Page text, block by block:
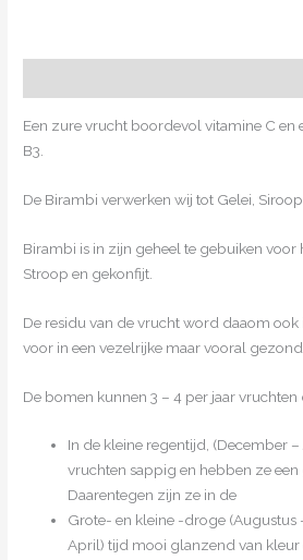
Een zure vrucht boordevol vitamine C en
B3.
De Birambi verwerken wij tot Gelei,
Birambi is in zijn geheel te gebuiken voor
Stroop en gekonfijt.
De residu van de vrucht word daaom
voor in een vezelrijke maar vooral
De bomen kunnen 3 – 4 per jaar vruchten
In de kleine regentijd, (December
vruchten sappig en hebben ze
Daarentegen zijn ze in de
Grote- en kleine -droge (Augustus
April) tijd mooi glanzend van kleur